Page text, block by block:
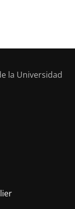
la Universidad